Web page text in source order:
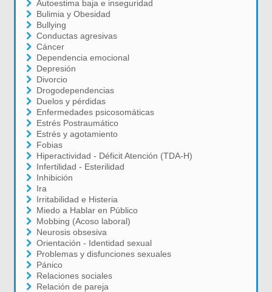
Autoestima baja e inseguridad
Bulimia y Obesidad
Bullying
Conductas agresivas
Cáncer
Dependencia emocional
Depresión
Divorcio
Drogodependencias
Duelos y pérdidas
Enfermedades psicosomáticas
Estrés Postraumático
Estrés y agotamiento
Fobias
Hiperactividad - Déficit Atención (TDA-H)
Infertilidad - Esterilidad
Inhibición
Ira
Irritabilidad e Histeria
Miedo a Hablar en Público
Mobbing (Acoso laboral)
Neurosis obsesiva
Orientación - Identidad sexual
Problemas y disfunciones sexuales
Pánico
Relaciones sociales
Relación de pareja